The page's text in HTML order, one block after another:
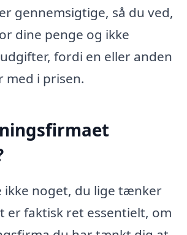
gennemsigtige, så du ved,
dine penge og ikke
fordi en eller anden
med i prisen.
ikke noget, du lige tænker
er faktisk ret essentielt, om